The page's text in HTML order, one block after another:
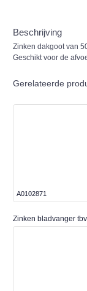
Beschrijving
Zinken dakgoot van
Geschikt voor de
Gerelateerde
A0102871
Zinken bladvanger